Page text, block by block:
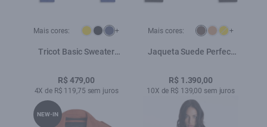
Mais cores: +
Tricot Basic Sweater
R$ 479,00
4X de R$ 119,75 sem juros
Mais cores: +
Jaqueta Suede Perfect
R$ 1.390,00
10X de R$ 139,00 sem juros
NEW-IN